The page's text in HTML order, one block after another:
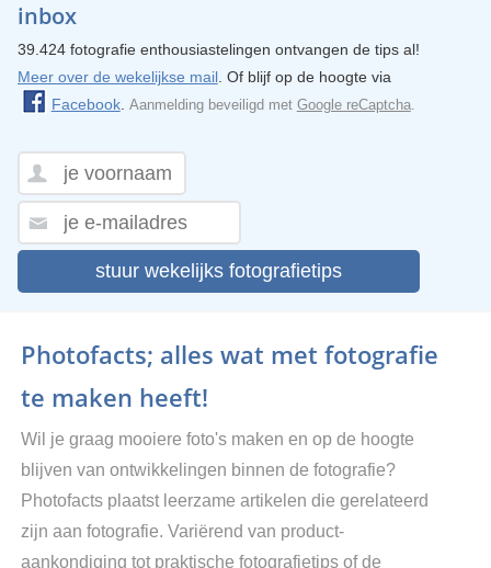
inbox
39.424 fotografie enthousiastelingen ontvangen de tips al!
Meer over de wekelijkse mail. Of blijf op de hoogte via
Facebook. Aanmelding beveiligd met Google reCaptcha.
stuur wekelijks fotografietips
Photofacts; alles wat met fotografie
te maken heeft!
Wil je graag mooiere foto's maken en op de hoogte
blijven van ontwikkelingen binnen de fotografie?
Photofacts plaatst leerzame artikelen die gerelateerd
zijn aan fotografie. Variërend van product-
aankondiging tot praktische fotografietips of de